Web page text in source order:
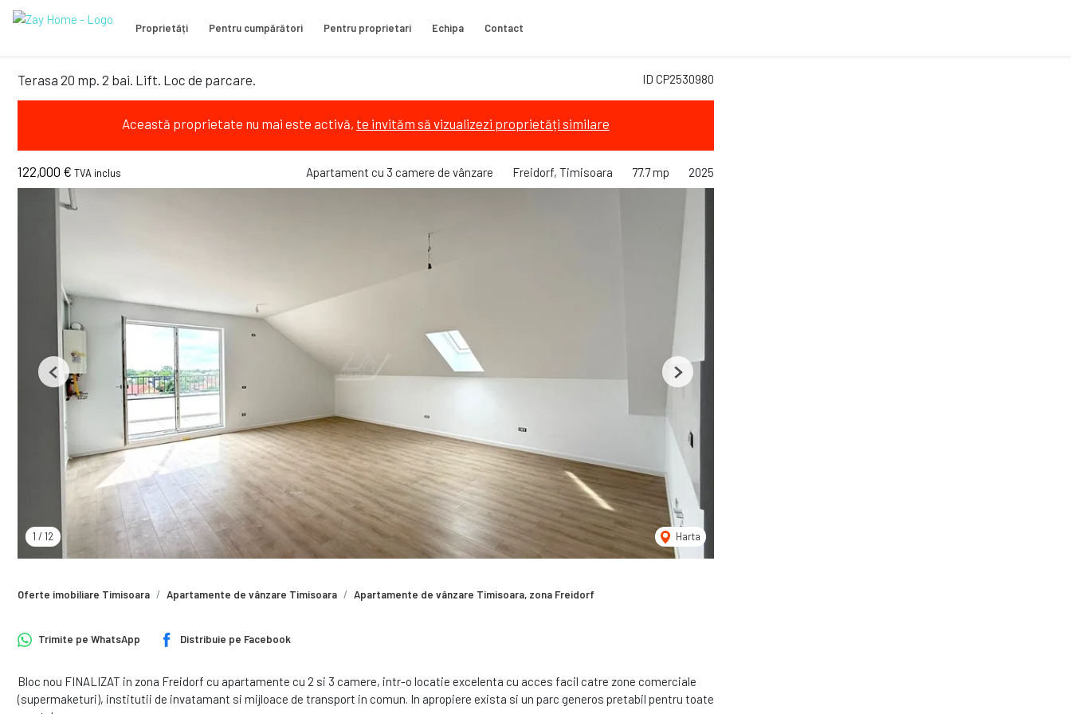
Proprietăți Pentru cumpărători Pentru proprietari Echipa Contact
ID CP2530980
Terasa 20 mp. 2 bai. Lift. Loc de parcare.
Această proprietate nu mai este activă, te invităm să vizualizezi proprietăți similare
122,000 € TVA inclus Apartament cu 3 camere de vânzare Freidorf, Timisoara 77.7 mp 2025
1 / 12 Harta
Previous Next
Oferte imobiliare Timisoara Apartamente de vânzare Timisoara Apartamente de vânzare Timisoara, zona Freidorf
Trimite pe WhatsApp Distribuie pe Facebook
Bloc nou FINALIZAT in zona Freidorf cu apartamente cu 2 si 3 camere, intr-o locatie excelenta cu acces facil catre zone comerciale
(supermaketuri), institutii de invatamant si mijloace de transport in comun. In apropiere exista si un parc generos pretabil pentru toate